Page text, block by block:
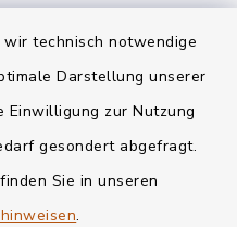
technisch notwendige
Darstellung unserer
Einwilligung zur Nutzung
gesondert abgefragt.
Sie in unseren
.